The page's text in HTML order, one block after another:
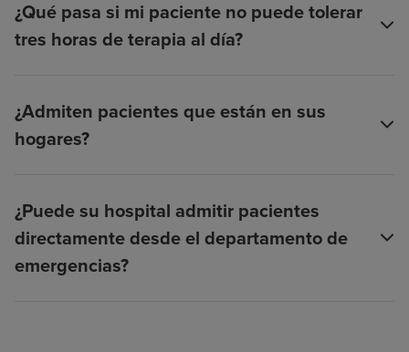
¿Qué pasa si mi paciente no puede tolerar
tres horas de terapia al día?
¿Admiten pacientes que están en sus
hogares?
¿Puede su hospital admitir pacientes
directamente desde el departamento de
emergencias?